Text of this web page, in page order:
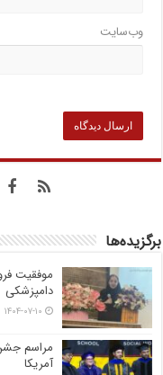
وب‌سایت
برگزیده‌ها
موفقیت
دامپزشکی
۱۴۰۴-۰۷-۱۰
آمریکا